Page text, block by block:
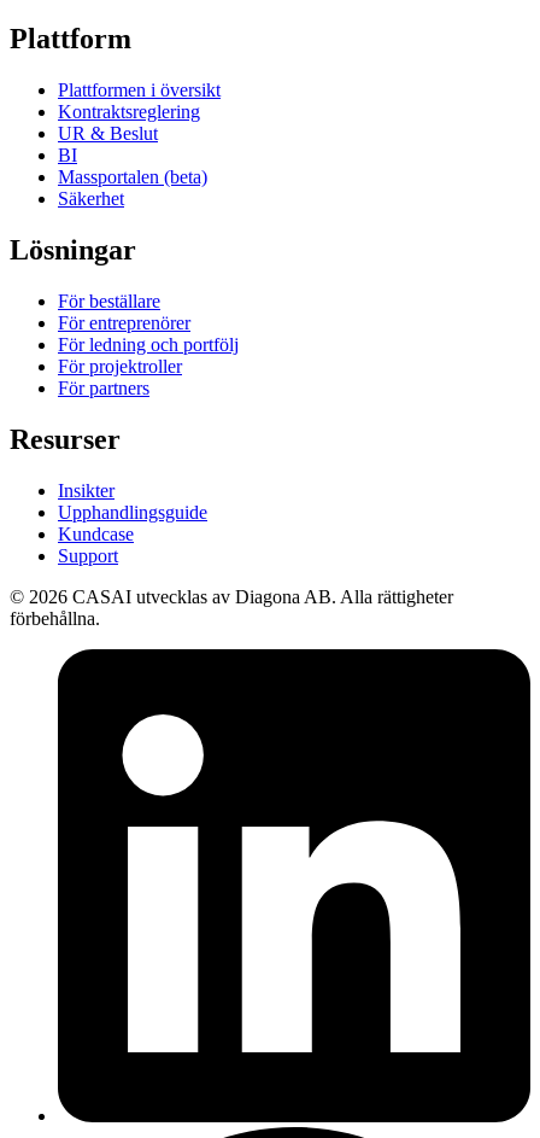
Plattform
Plattformen i översikt
Kontraktsreglering
UR & Beslut
BI
Massportalen (beta)
Säkerhet
Lösningar
För beställare
För entreprenörer
För ledning och portfölj
För projektroller
För partners
Resurser
Insikter
Upphandlingsguide
Kundcase
Support
© 2026 CASAI utvecklas av Diagona AB. Alla rättigheter
förbehållna.